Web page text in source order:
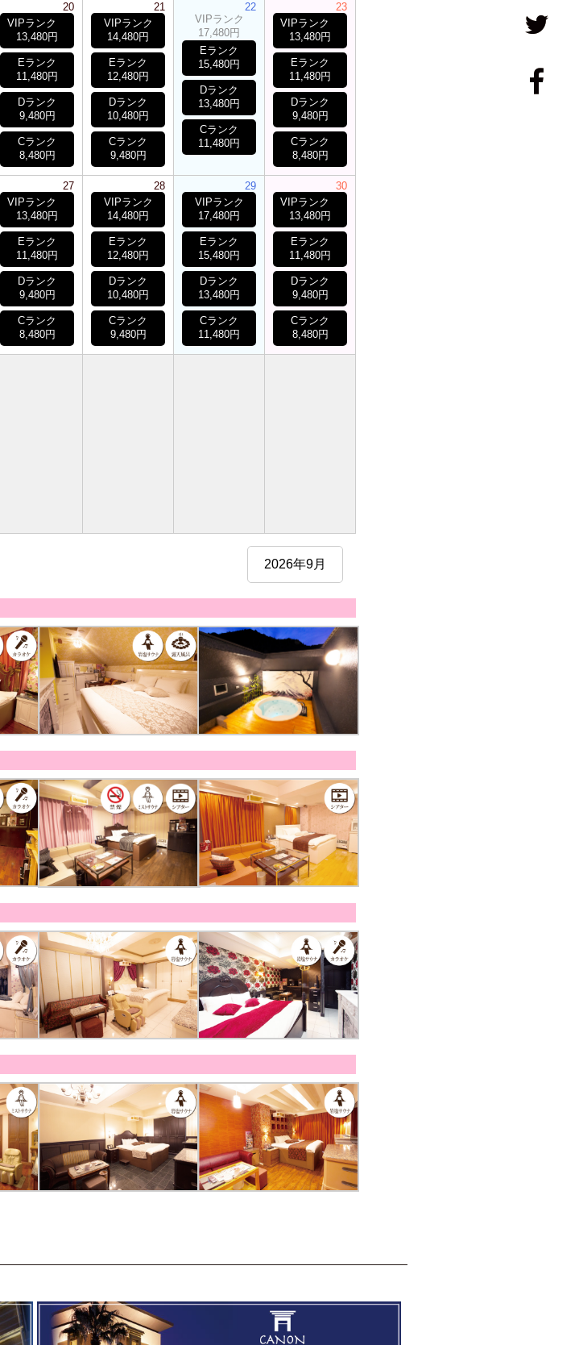
20
VIPランク
13,480円
Eランク
11,480円
Dランク
9,480円
Cランク
8,480円
21
VIPランク
14,480円
Eランク
12,480円
Dランク
10,480円
Cランク
9,480円
22
VIPランク
17,480円
Eランク
15,480円
Dランク
13,480円
Cランク
11,480円
23
VIPランク
13,480円
Eランク
11,480円
Dランク
9,480円
Cランク
8,480円
27
VIPランク
13,480円
Eランク
11,480円
Dランク
9,480円
Cランク
8,480円
28
VIPランク
14,480円
Eランク
12,480円
Dランク
10,480円
Cランク
9,480円
29
VIPランク
17,480円
Eランク
15,480円
Dランク
13,480円
Cランク
11,480円
30
VIPランク
13,480円
Eランク
11,480円
Dランク
9,480円
Cランク
8,480円
2026年9月